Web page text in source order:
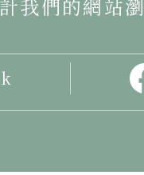
我們的網站